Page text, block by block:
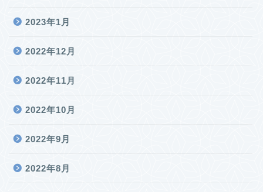
2023年1月
2022年12月
2022年11月
2022年10月
2022年9月
2022年8月